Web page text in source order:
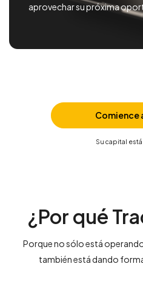
aprovechar su próxima
Comience
Su capital
¿Por qué
Porque no sólo está
también está dando